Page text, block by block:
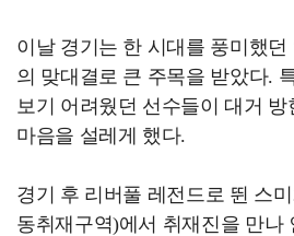
이날 경기는 한 시대를 풍미했
의 맞대결로 큰 주목을 받았다.
보기 어려웠던 선수들이 대거 방
마음을 설레게 했다.
경기 후 리버풀 레전드로 뛴 스
동취재구역)에서 취재진을 만나